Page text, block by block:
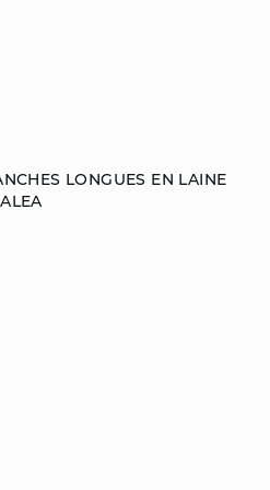
LONGUES EN LAINE
M